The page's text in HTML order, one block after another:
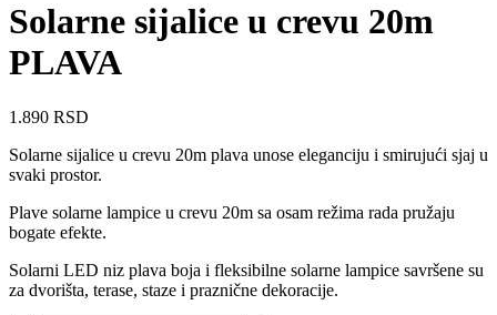
Solarne sijalice u crevu 20m
PLAVA
1.890 RSD
Solarne sijalice u crevu 20m plava unose eleganciju i smirujući sjaj u
svaki prostor.
Plave solarne lampice u crevu 20m sa osam režima rada pružaju
bogate efekte.
Solarni LED niz plava boja i fleksibilne solarne lampice savršene su
za dvorišta, terase, staze i praznične dekoracije.